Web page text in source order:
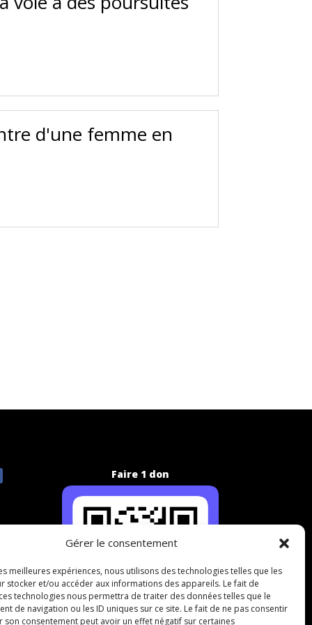
Gérer le consentement
meilleures expériences, nous utilisons des technologies telles que les
stocker et/ou accéder aux informations des appareils. Le fait de
technologies nous permettra de traiter des données telles que le
de navigation ou les ID uniques sur ce site. Le fait de ne pas consentir
son consentement peut avoir un effet négatif sur certaines
d'une femme en
Faire 1 don